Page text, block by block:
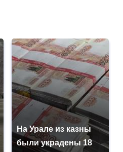
На Урале из казны
были украдены 18